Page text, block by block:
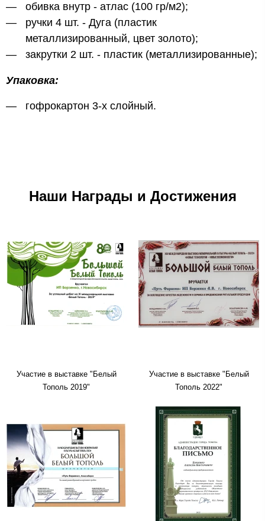
обивка внутр - атлас (100 гр/м2);
ручки 4 шт. - Дуга (пластик
металлизированный, цвет золото);
закрутки 2 шт. - пластик (металлизированные);
Упаковка:
гофрокартон 3-х слойный.
Наши Награды и Достижения
Участие в выставке "Белый
Тополь 2019"
Участие в выставке "Белый
Тополь 2022"